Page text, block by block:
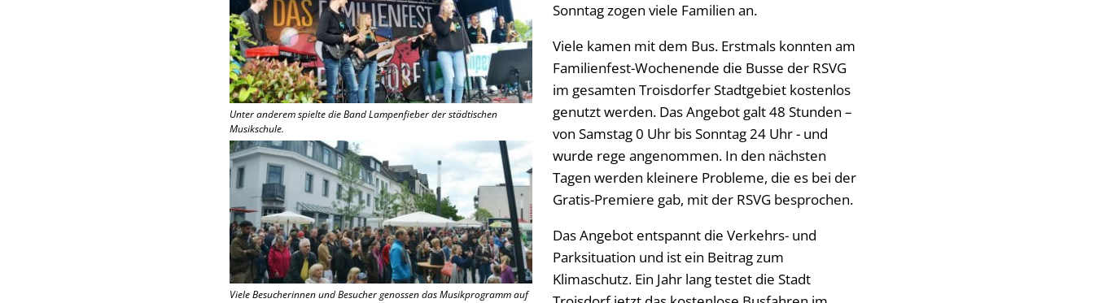
Unter anderem spielte die Band Lampenfieber der städtischen
Musikschule.
Viele Besucherinnen und Besucher genossen das Musikprogramm auf
Sonntag zogen viele Familien an.
Viele kamen mit dem Bus. Erstmals konnten am
Familienfest-Wochenende die Busse der RSVG
im gesamten Troisdorfer Stadtgebiet kostenlos
genutzt werden. Das Angebot galt 48 Stunden –
von Samstag 0 Uhr bis Sonntag 24 Uhr - und
wurde rege angenommen. In den nächsten
Tagen werden kleinere Probleme, die es bei der
Gratis-Premiere gab, mit der RSVG besprochen.
Das Angebot entspannt die Verkehrs- und
Parksituation und ist ein Beitrag zum
Klimaschutz. Ein Jahr lang testet die Stadt